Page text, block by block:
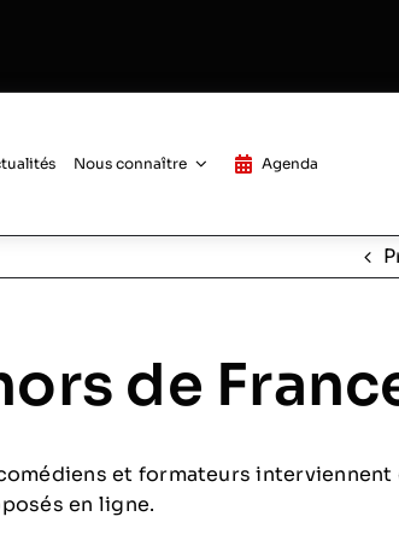
Nous connaître Agenda
de
et formateurs interviennent
en ligne.